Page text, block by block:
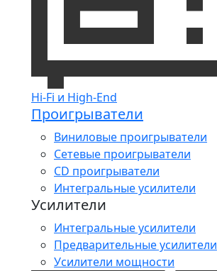
Hi-Fi и High-End
Проигрыватели
Виниловые проигрыватели
Сетевые проигрыватели
CD проигрыватели
Интегральные усилители
Усилители
Интегральные усилители
Предварительные усилители
Усилители мощности